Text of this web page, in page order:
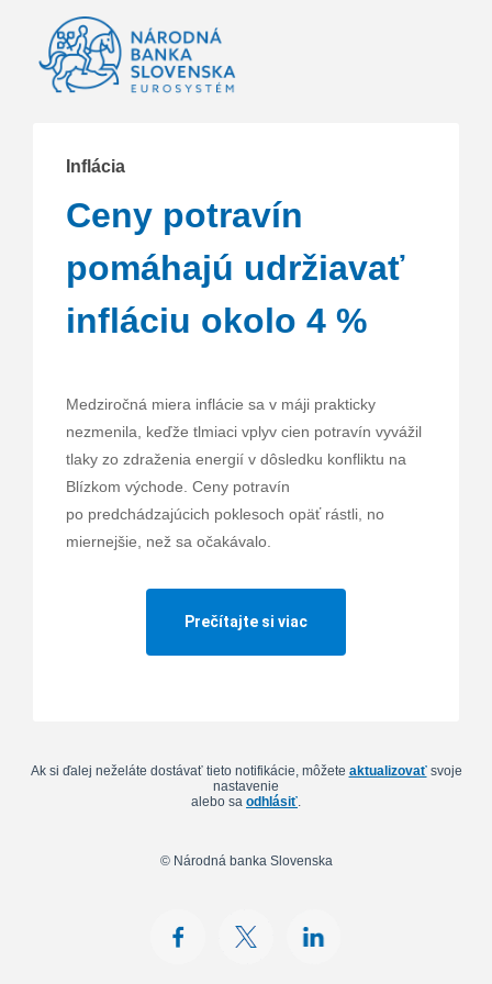
Inflácia
Ceny potravín
pomáhajú udržiavať
infláciu okolo 4 %
Medziročná miera inflácie sa v máji prakticky
nezmenila, keďže tlmiaci vplyv cien potravín vyvážil
tlaky zo zdraženia energií v dôsledku konfliktu na
Blízkom východe. Ceny potravín
po predchádzajúcich poklesoch opäť rástli, no
miernejšie, než sa očakávalo.
Prečítajte si viac
Ak si ďalej neželáte dostávať tieto notifikácie, môžete aktualizovaťsvoje
nastavenie
alebo sa odhlásiť.
© Národná banka Slovenska